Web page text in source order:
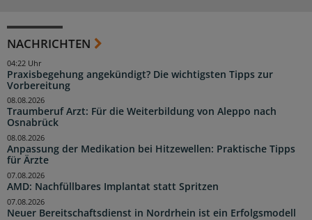
NACHRICHTEN
Praxisbegehung angekündigt? Die wichtigsten Tipps zur
Vorbereitung
04:22 Uhr
Traumberuf Arzt: Für die Weiterbildung von Aleppo nach
Osnabrück
08.08.2026
Anpassung der Medikation bei Hitzewellen: Praktische Tipps
für Ärzte
08.08.2026
AMD: Nachfüllbares Implantat statt Spritzen
07.08.2026
Neuer Bereitschaftsdienst in Nordrhein ist ein Erfolgsmodell
07.08.2026